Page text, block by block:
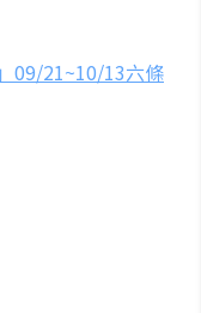
09/21~10/13六條